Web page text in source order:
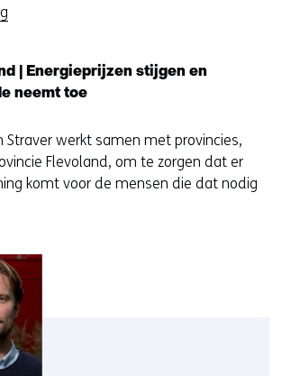
| Energieprijzen stijgen en
neemt toe
Straver werkt samen met provincies,
Flevoland, om te zorgen dat er
komt voor de mensen die dat nodig